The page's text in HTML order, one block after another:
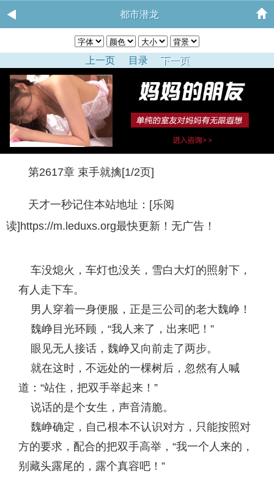
都市潜龙
上一页 目录 下一页
第2617章 束手就擒[1/2页]
天才一秒记住本站地址：[乐阅
读]https://m.leduxs.org最快更新！无广告！
车没熄火，车灯也没关，雪白大灯的照射下，
有人走下车。
男人穿着一身便服，正是三公司的老大魏峥！
魏峥目光环顾，“我人来了，出来吧！”
眼见无人接话，魏峥又向前走了两步。
就在这时，不远处的一棵树后，忽然有人喊
道：“站住，把双手举起来！”
说话的是个女生，声音清脆。
魏峥确定，自己根本不认识对方，只能按照对
方的要求，配合的把双手高举，“我一个人来的，
别藏头露尾的，露个真容吧！”